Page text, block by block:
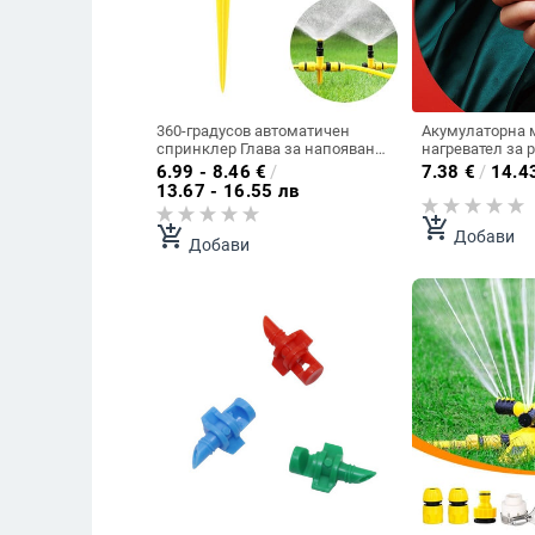
360-градусов автоматичен
спринклер Глава за напояване
на тревата Регулируеми дюзи
за пръскане Охлаждане на
покрива Спринклерна
промишленост Градински
инструмент Наличен
6.99 - 8.46 € /
13.67 - 16.55 лв
add_shopping_cart Добави
Акумулаторна
нагревател за
Домакински
електрически
ръце за
Удобен
нагревател
7.38 € /
add_shopping_cart Добави